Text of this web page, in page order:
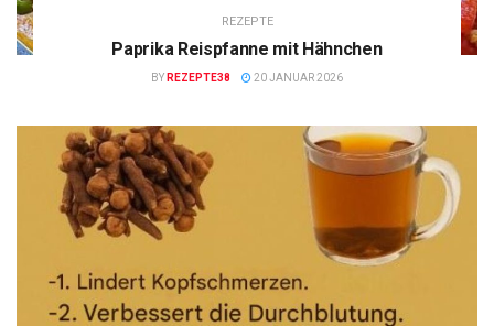
REZEPTE
Paprika Reispfanne mit Hähnchen
BY REZEPTE38 20 JANUAR 2026